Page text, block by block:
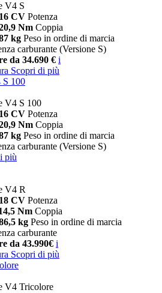
V4 S
CV Potenza
Nm Coppia
kg Peso in ordine di marcia
carburante (Versione S)
da 34.690 € i
Scopri di più
S 100
V4 S 100
CV Potenza
Nm Coppia
kg Peso in ordine di marcia
carburante (Versione S)
più
V4 R
CV Potenza
Nm Coppia
kg Peso in ordine di marcia
carburante
da 43.990€ i
Scopri di più
V4 Tricolore